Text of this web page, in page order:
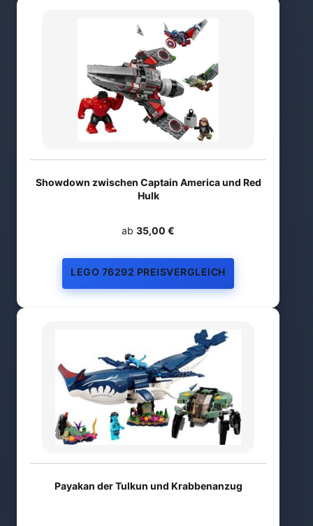
Showdown zwischen Captain America und Red
Hulk
ab 35,00 €
LEGO 76292 PREISVERGLEICH
Payakan der Tulkun und Krabbenanzug